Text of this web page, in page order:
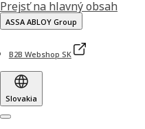
Prejsť na hlavný obsah
ASSA ABLOY Group
B2B Webshop SK
Slovakia
Menu